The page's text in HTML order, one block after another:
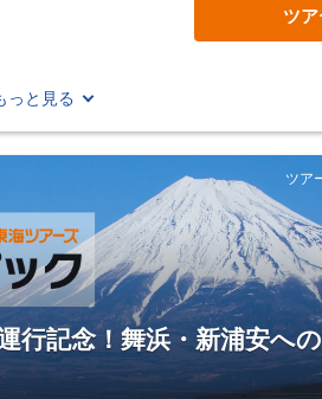
ツ
っと見る
ツア
行記念！舞浜・新浦安へ